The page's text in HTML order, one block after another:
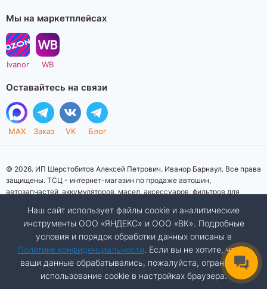
Мы на маркетплейсах
Ivanor WB
Оставайтесь на связи
MAX Заказ VK Блог
© 2026. ИП Шерстобитов Алексей Петрович. Иванор Барнаул. Все права
защищены. ТСЦ - интернет-магазин по продаже автошин,
автозапчастей, аккумуляторов, масел, аксессуаров, фильтров для
информационный характер. Представленная информация о товарах, их
стоимости, характеристик, фото, наличия на складе ни при каких
условиях не является публичной офертой, определяемой положениями
Статьи 437 (2) Гражданского кодекса Российской Федерации.
Изображения товаров на фотографиях, представленных на сайте, могут
отличаться от оригиналов. Копирование материалов сайта запрещено.
Наш сайт использует файлы cookie и аналитические
инструменты ООО «ЯНДЕКС» и ООО «ВК». Подробные
условия и порядок обработки данных описаны в
Политике конфиденциальности. Если вы не хотите, чтобы
ваши данные обрабатывались, пожалуйста, ограничьте
использование cookie в настройках браузера.